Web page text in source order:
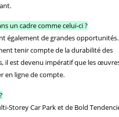
un cadre comme celui-ci ?
également de grandes opportunités.
tenir compte de la durabilité des
il est devenu impératif que les
en ligne de compte.
Storey Car Park et de Bold